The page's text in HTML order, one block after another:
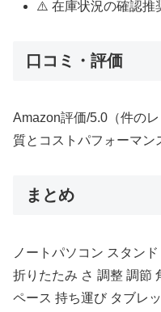
⚠️ 在庫状況の確認推
口コミ・評価
Amazon評価/5.0（件の
質とコストパフォーマン
まとめ
ノートパソコン スタン
折りたたみ さ 調整 調節
ペース 持ち運び タブレ